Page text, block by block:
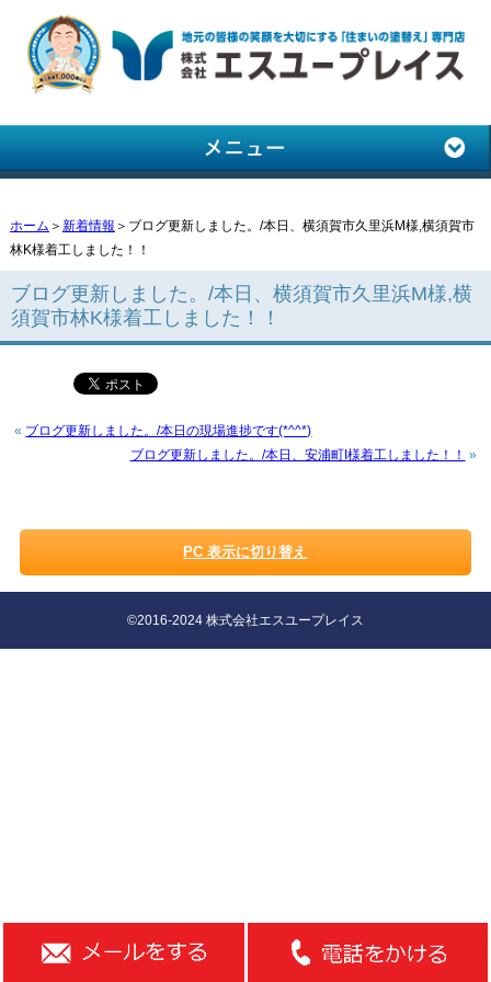
ホーム ＞ 新着情報 ＞ブログ更新しました。/本日、横須賀市久里浜M様,横須賀市
林K様着工しました！！
ブログ更新しました。/本日、横須賀市久里浜M様,横
須賀市林K様着工しました！！
« ブログ更新しました。/本日の現場進捗です(*^^*)
ブログ更新しました。/本日、安浦町I様着工しました！！ »
PC 表示に切り替え
©2016-2024 株式会社エスユープレイス